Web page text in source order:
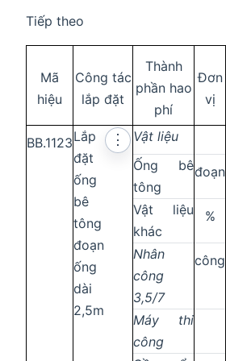
Tiếp theo
Mã
hiệu
Công tác
lắp đặt
Thành
phần hao
phí
Đơn
vị
BB.1123Lắp
đặt
ống
bê
tông
đoạn
ống
dài
2,5m
⋮
Vật liệu
Ống bê
tông
đoạn
Vật liệu
khác
%
Nhân
công
3,5/7
công
Máy thi
công